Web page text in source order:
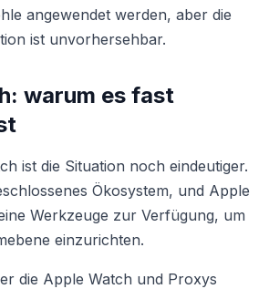
angewendet werden, aber die
ist unvorhersehbar.
warum es fast
ist die Situation noch eindeutiger.
Ökosystem, und Apple
Werkzeuge zur Verfügung, um
einzurichten.
die Apple Watch und Proxys